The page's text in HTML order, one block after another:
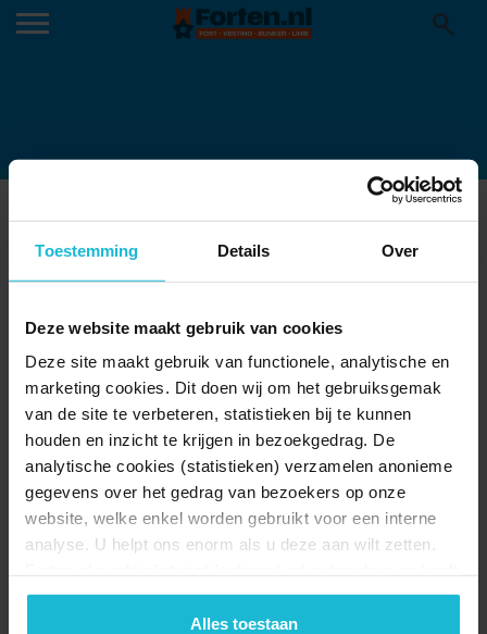
Toestemming Details Over
Deze website maakt gebruik van cookies
Deze site maakt gebruik van functionele, analytische en
marketing cookies. Dit doen wij om het gebruiksgemak
van de site te verbeteren, statistieken bij te kunnen
houden en inzicht te krijgen in bezoekgedrag. De
analytische cookies (statistieken) verzamelen anonieme
gegevens over het gedrag van bezoekers op onze
website, welke enkel worden gebruikt voor een interne
analyse. U helpt ons enorm als u deze aan wilt zetten.
geen commerciële doelstelling. U kunt deze cookies via
de knoppen accepteren, beheren of weigeren.
Alles toestaan
E1661768324662